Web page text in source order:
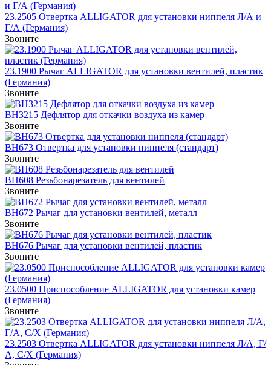
23.2505 Отвертка ALLIGATOR для установки ниппеля Л/А и
Г/А (Германия)
Звоните
23.1900 Рычаг ALLIGATOR для установки вентилей, пластик
(Германия)
Звоните
ВH3215 Дефлятор для откачки воздуха из камер
Звоните
ВH673 Отвертка для установки ниппеля (стандарт)
Звоните
ВH608 Резьбонарезатель для вентилей
Звоните
ВH672 Рычаг для установки вентилей, металл
Звоните
ВH676 Рычаг для установки вентилей, пластик
Звоните
23.0500 Приспособление ALLIGATOR для установки камер
(Германия)
Звоните
23.2503 Отвертка ALLIGATOR для установки ниппеля Л/А, Г/
А, С/Х (Германия)